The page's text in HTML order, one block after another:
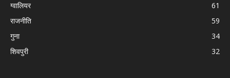
ग्वालियर
61
राजनीति
59
गुना
34
शिवपुरी
32